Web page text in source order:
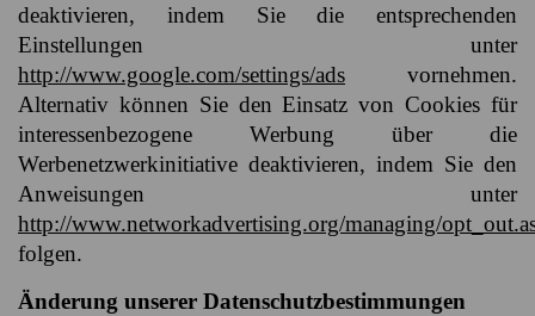
deaktivieren, indem Sie die entsprechenden
Einstellungen unter
http://www.google.com/settings/ads vornehmen.
Alternativ können Sie den Einsatz von Cookies für
interessenbezogene Werbung über die
Werbenetzwerkinitiative deaktivieren, indem Sie den
Anweisungen unter
http://www.networkadvertising.org/managing/
folgen.
Änderung unserer Datenschutzbestimmungen